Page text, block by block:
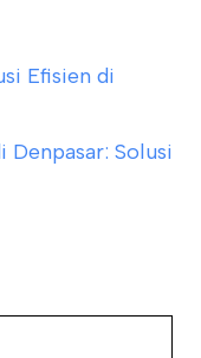
Efisien di
Denpasar: Solusi